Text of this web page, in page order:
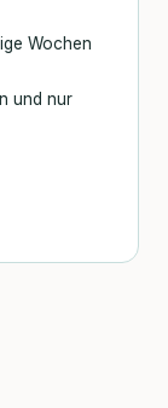
Wochen
und nur